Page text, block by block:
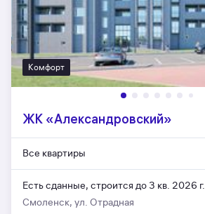
Комфорт
ЖК «Александровский»
Все квартиры
Есть сданные, строится до 3 кв. 2026 г.
Смоленск, ул. Отрадная